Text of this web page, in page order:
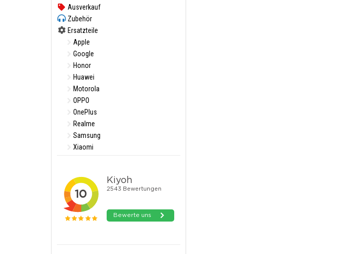
Ausverkauf
Zubehör
Ersatzteile
Apple
Google
Honor
Huawei
Motorola
OPPO
OnePlus
Realme
Samsung
Xiaomi